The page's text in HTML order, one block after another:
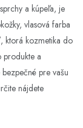
a kúpeľa, je
vlasová farba
ktorá kozmetika do
produkte a
pre vašu
nájdete